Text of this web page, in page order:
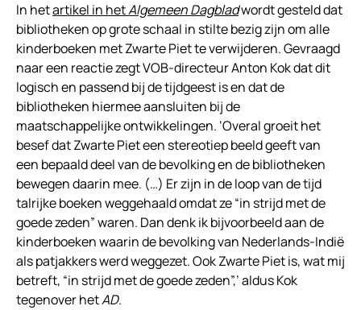
In hetartikel in hetAlgemeen Dagbladwordt gesteld dat
bibliotheken op grote schaal in stilte bezig zijn om alle
kinderboeken met Zwarte Piet te verwijderen. Gevraagd
naar een reactie zegt VOB-directeur Anton Kok dat dit
logisch en passend bij de tijdgeest is en dat de
bibliotheken hiermee aansluiten bij de
maatschappelijke ontwikkelingen. ‘Overal groeit het
besef dat Zwarte Piet een stereotiep beeld geeft van
een bepaald deel van de bevolking en de bibliotheken
bewegen daarin mee. (…) Er zijn in de loop van de tijd
talrijke boeken weggehaald omdat ze “in strijd met de
goede zeden” waren. Dan denk ik bijvoorbeeld aan de
kinderboeken waarin de bevolking van Nederlands-Indië
als patjakkers werd weggezet. Ook Zwarte Piet is, wat mij
betreft, “in strijd met de goede zeden”,’ aldus Kok
tegenover hetAD.